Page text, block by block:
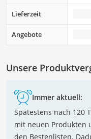
Lieferzeit
Angebote
Unsere
Immer aktuell:
Spätestens nach 120
mit neuen Produkten
den Bestenlisten.